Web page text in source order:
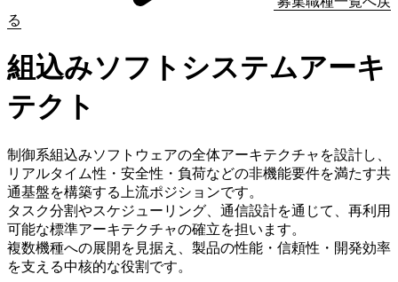
る
組込みソフトシステムアーキ
テクト
制御系組込みソフトウェアの全体アーキテクチャを設計し、
リアルタイム性・安全性・負荷などの非機能要件を満たす共
通基盤を構築する上流ポジションです。
タスク分割やスケジューリング、通信設計を通じて、再利用
可能な標準アーキテクチャの確立を担います。
複数機種への展開を見据え、製品の性能・信頼性・開発効率
を支える中核的な役割です。